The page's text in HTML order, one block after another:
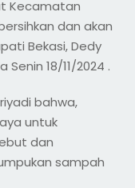
Kecamatan
dan akan
Bekasi, Dedy
18/11/2024 .
bahwa,
untuk
dan
sampah